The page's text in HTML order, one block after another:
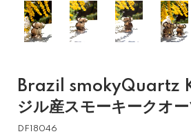
Brazil smokyQuartz
ジル産スモーキークオー
DF18046